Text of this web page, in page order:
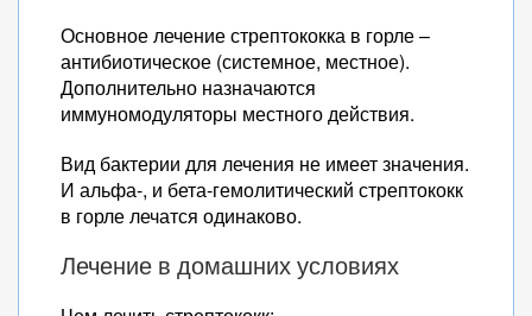
Основное лечение стрептококка в горле –
антибиотическое (системное, местное).
Дополнительно назначаются
иммуномодуляторы местного действия.
Вид бактерии для лечения не имеет значения.
И альфа-, и бета-гемолитический стрептококк
в горле лечатся одинаково.
Лечение в домашних условиях